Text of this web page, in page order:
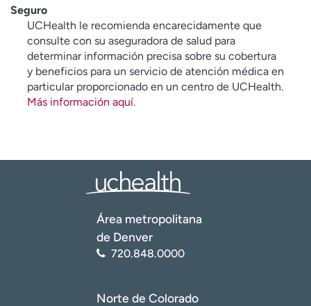
Seguro
UCHealth le recomienda encarecidamente que
consulte con su aseguradora de salud para
determinar información precisa sobre su cobertura
y beneficios para un servicio de atención médica en
particular proporcionado en un centro de UCHealth.
Más información aquí.
Área metropolitana
de Denver
720.848.0000
Norte de Colorado